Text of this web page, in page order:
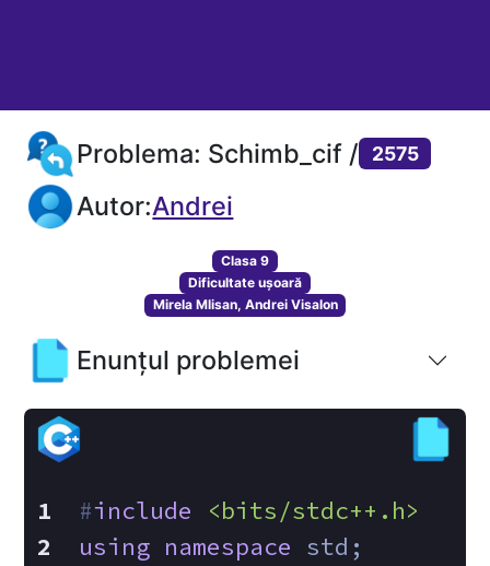
Problema: Schimb_cif / 2575
Autor:Andrei
Clasa 9
Dificultate ușoară
Mirela Mlisan, Andrei Visalon
Enunțul problemei
#include
<bits/stdc++.h>
using namespace std;